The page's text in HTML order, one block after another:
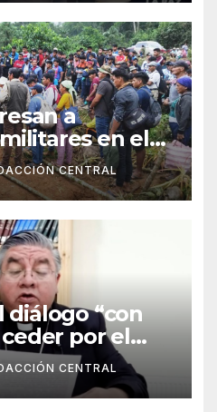
a
en el
un
CENTRAL
diálogo “con
por el
reitera su
mediador
CENTRAL